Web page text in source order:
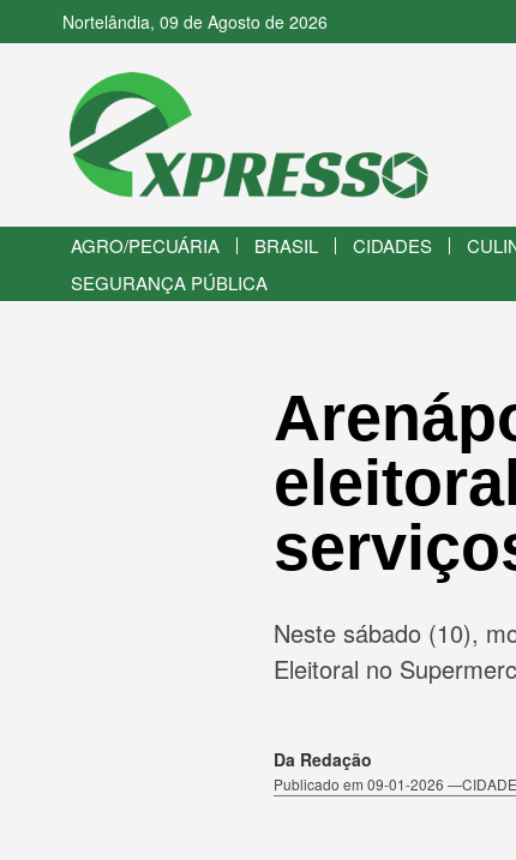
Nortelândia, 09 de Agosto de 2026
AGRO/PECUÁRIA BRASIL CIDADES
SEGURANÇA PÚBLICA
Neste sábado (10),
Eleitoral no
Da Redação
Publicado em 09-01-2026